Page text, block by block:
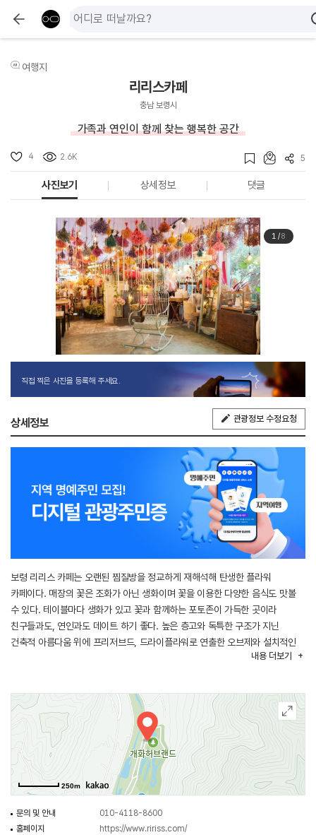
여행지
리리스카페
충남 보령시
가족과 연인이 함께 찾는 행복한 공간
4 2.6K 5
사진보기 상세정보 댓글
1/8
직접 찍은 사진을 등록해 주세요.
상세정보 관광정보 수정요청
보령 리리스 카페는 오랜된 찜질방을 정교하게 재해석해 탄생한 플라워
카페이다. 매장의 꽃은 조화가 아닌 생화이며 꽃을 이용한 다양한 음식도 맛볼
수 있다. 테이블마다 생화가 있고 꽃과 함께하는 포토존이 가득한 곳이라
친구들과도, 연인과도 데이트 하기 좋다. 높은 층고와 독특한 구조가 지닌
건축적 아름다움 위에 프리저브드, 드라이플라워로 연출한 오브제와 설치적인
요소들이 더해져 리리스만의 조용하고도 아름다운 분위기를 더해주고 있다.
내용 더보기
250m
문의 및 안내
010-4118-8600
홈페이지
https://www.ririss.com/